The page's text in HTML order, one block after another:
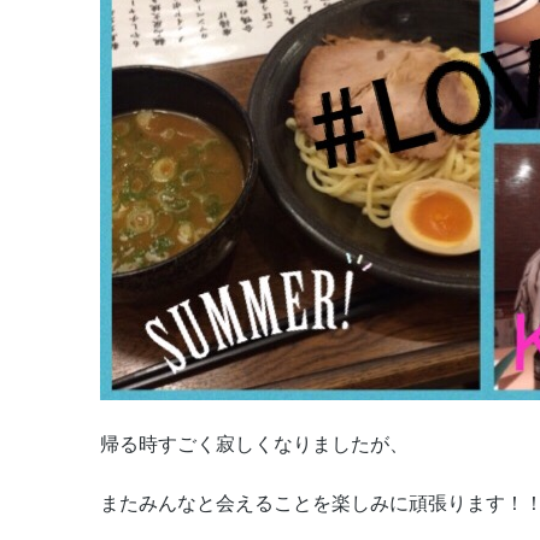
帰る時すごく寂しくなりましたが、
またみんなと会えることを楽しみに頑張ります！